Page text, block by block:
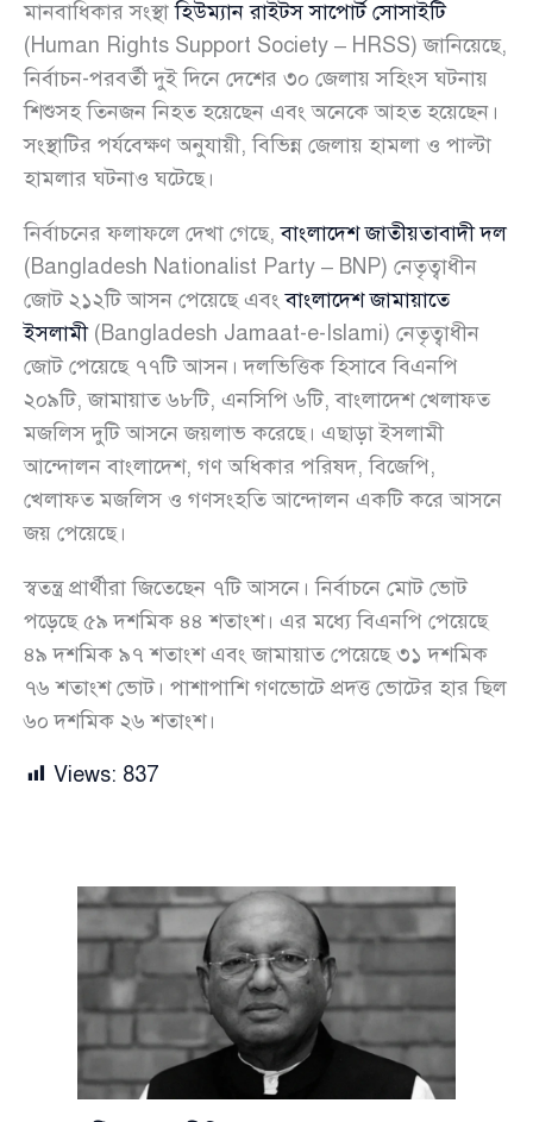
মানবাধিকার সংস্থাহিউম্যান রাইটস সাপোর্ট সোসাইটি
(Human Rights Support Society – HRSS) জানিয়েছে,
নির্বাচন-পরবর্তী দুই দিনে দেশের ৩০ জেলায় সহিংস ঘটনায়
শিশুসহ তিনজন নিহত হয়েছেন এবং অনেকে আহত হয়েছেন।
সংস্থাটির পর্যবেক্ষণ অনুযায়ী, বিভিন্ন জেলায় হামলা ও পাল্টা
হামলার ঘটনাও ঘটেছে।
নির্বাচনের ফলাফলে দেখা গেছে,বাংলাদেশ জাতীয়তাবাদী দল
(Bangladesh Nationalist Party – BNP) নেতৃত্বাধীন
জোট ২১২টি আসন পেয়েছে এবংবাংলাদেশ জামায়াতে
ইসলামী(Bangladesh Jamaat-e-Islami) নেতৃত্বাধীন
জোট পেয়েছে ৭৭টি আসন। দলভিত্তিক হিসাবে বিএনপি
২০৯টি, জামায়াত ৬৮টি, এনসিপি ৬টি, বাংলাদেশ খেলাফত
মজলিস দুটি আসনে জয়লাভ করেছে। এছাড়া ইসলামী
আন্দোলন বাংলাদেশ, গণ অধিকার পরিষদ, বিজেপি,
খেলাফত মজলিস ও গণসংহতি আন্দোলন একটি করে আসনে
জয় পেয়েছে।
স্বতন্ত্র প্রার্থীরা জিতেছেন ৭টি আসনে। নির্বাচনে মোট ভোট
পড়েছে ৫৯ দশমিক ৪৪ শতাংশ। এর মধ্যে বিএনপি পেয়েছে
৪৯ দশমিক ৯৭ শতাংশ এবং জামায়াত পেয়েছে ৩১ দশমিক
৭৬ শতাংশ ভোট। পাশাপাশি গণভোটে প্রদত্ত ভোটের হার ছিল
৬০ দশমিক ২৬ শতাংশ।
Views: 837